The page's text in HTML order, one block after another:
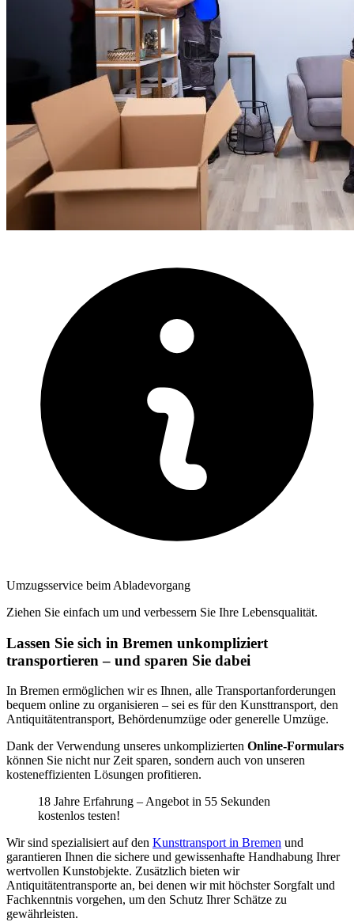
Umzugsservice beim Abladevorgang
Ziehen Sie einfach um und verbessern Sie Ihre Lebensqualität.
Lassen Sie sich in Bremen unkompliziert
transportieren – und sparen Sie dabei
In Bremen ermöglichen wir es Ihnen, alle Transportanforderungen
bequem online zu organisieren – sei es für den Kunsttransport, den
Antiquitätentransport, Behördenumzüge oder generelle Umzüge.
Dank der Verwendung unseres unkomplizierten Online-Formulars
können Sie nicht nur Zeit sparen, sondern auch von unseren
kosteneffizienten Lösungen profitieren.
18 Jahre Erfahrung – Angebot in 55 Sekunden
kostenlos testen!
Wir sind spezialisiert auf den Kunsttransport in Bremen und
garantieren Ihnen die sichere und gewissenhafte Handhabung Ihrer
wertvollen Kunstobjekte. Zusätzlich bieten wir
Antiquitätentransporte an, bei denen wir mit höchster Sorgfalt und
Fachkenntnis vorgehen, um den Schutz Ihrer Schätze zu
gewährleisten.